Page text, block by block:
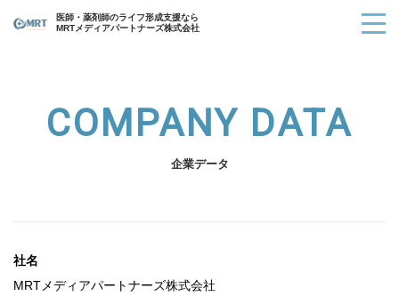
医師・薬剤師のライフ形成支援なら
MRTメディアパートナーズ株式会社
COMPANY DATA
企業データ
社名
MRTメディアパートナーズ株式会社